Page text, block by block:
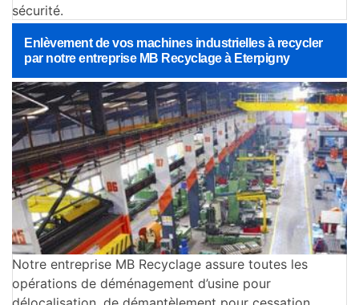
sécurité.
Enlèvement de vos machines industrielles à recycler
par notre entreprise MB Recyclage à Eterpigny
Notre entreprise MB Recyclage assure toutes les
opérations de déménagement d’usine pour